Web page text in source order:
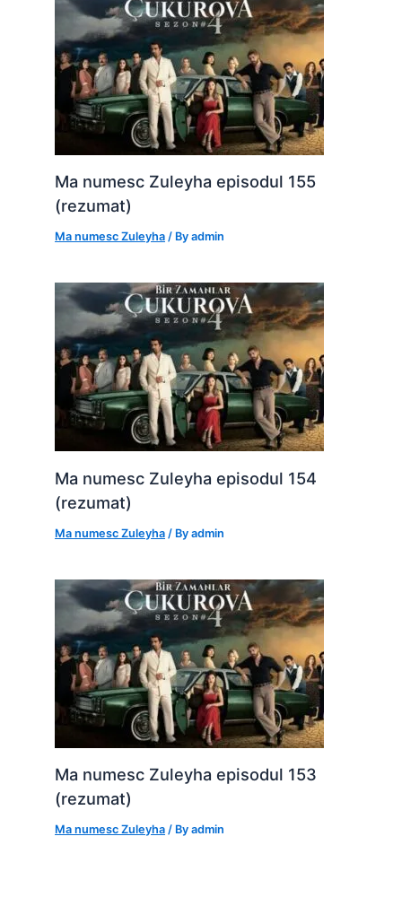
Ma numesc Zuleyha episodul 155
(rezumat)
Ma numesc Zuleyha / Byadmin
Ma numesc Zuleyha episodul 154
(rezumat)
Ma numesc Zuleyha / Byadmin
Ma numesc Zuleyha episodul 153
(rezumat)
Ma numesc Zuleyha / Byadmin